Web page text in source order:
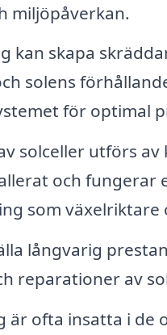
miljöpåverkan.
kan skapa
solens
för optimal
solceller utförs
och fungerar
som
långvarig
reparationer av
är ofta insatta i de